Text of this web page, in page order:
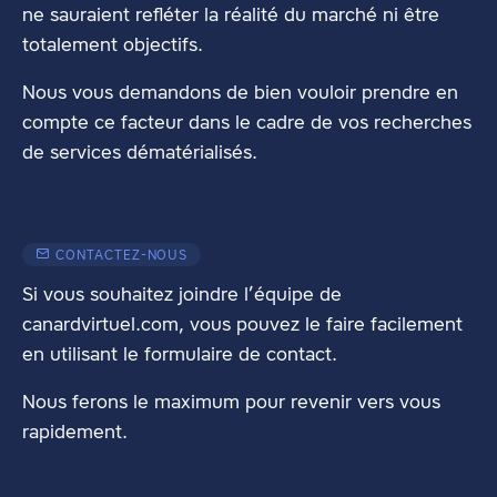
ne sauraient refléter la réalité du marché ni être
totalement objectifs.
Nous vous demandons de bien vouloir prendre en
compte ce facteur dans le cadre de vos recherches
de services dématérialisés.
CONTACTEZ-NOUS
Si vous souhaitez joindre l’équipe de
canardvirtuel.com, vous pouvez le faire facilement
en utilisant le formulaire de contact.
Nous ferons le maximum pour revenir vers vous
rapidement.